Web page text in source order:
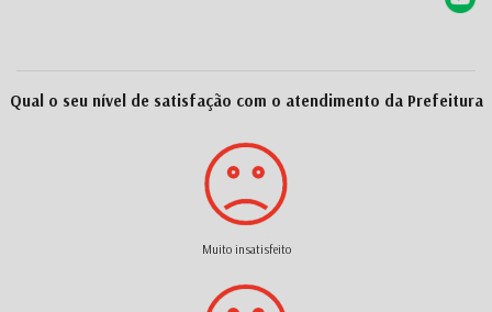
Qual o seu nível de satisfação com o atendimento da Prefeitura
Muito insatisfeito